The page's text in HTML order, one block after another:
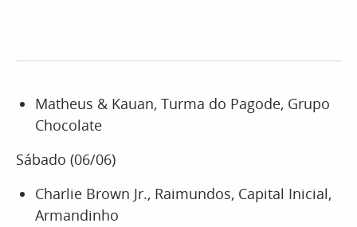
Matheus & Kauan, Turma do Pagode, Grupo
Chocolate
Sábado (06/06)
Charlie Brown Jr., Raimundos, Capital Inicial,
Armandinho